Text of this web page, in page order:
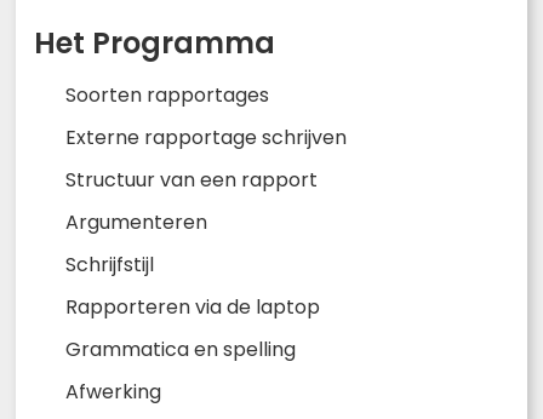
Het Programma
Soorten rapportages
Externe rapportage schrijven
Structuur van een rapport
Argumenteren
Schrijfstijl
Rapporteren via de laptop
Grammatica en spelling
Afwerking